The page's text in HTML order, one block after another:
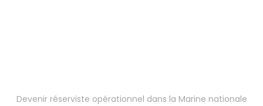
Devenir réserviste opérationnel dans la Marine nationale